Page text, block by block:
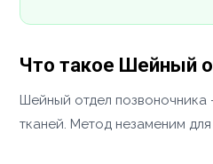
Что такое Шейный
Шейный отдел позвоночника
тканей. Метод незаменим